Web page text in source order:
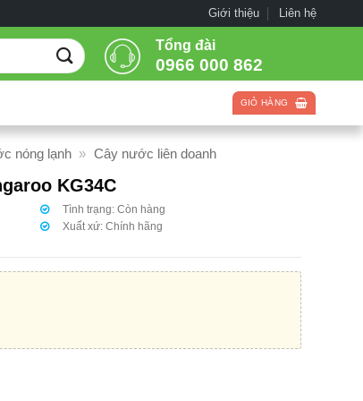
Giới thiệu Liên hệ
Tổng đài
0966 000 862
GIỎ HÀNG
nóng lạnh » Cây nước liên doanh
KG34C
Tình trạng: Còn hàng
Xuất xứ:Chính hãng